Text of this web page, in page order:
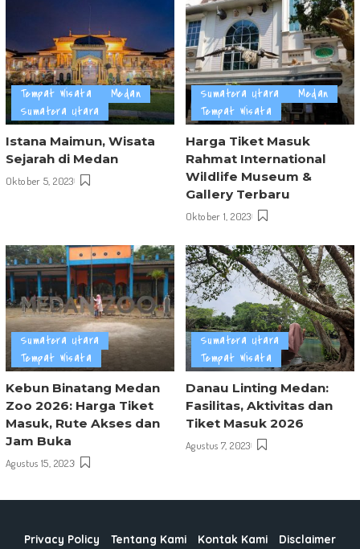
Tempat Wisata
Medan
Sumatera Utara
Istana Maimun, Wisata
Sejarah di Medan
Oktober 5, 2023
Sumatera Utara
Medan
Tempat Wisata
Harga Tiket Masuk
Rahmat International
Wildlife Museum &
Gallery Terbaru
Oktober 1, 2023
Sumatera Utara
Tempat Wisata
Kebun Binatang Medan
Zoo 2026: Harga Tiket
Masuk, Rute Akses dan
Jam Buka
Agustus 15, 2023
Sumatera Utara
Tempat Wisata
Danau Linting Medan:
Fasilitas, Aktivitas dan
Tiket Masuk 2026
Agustus 7, 2023
Privacy Policy Tentang Kami Kontak Kami Disclaimer